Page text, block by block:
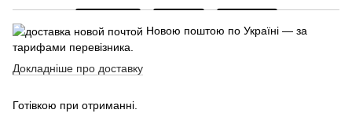
Новою поштою по Україні — за
тарифами перевізника.
Докладніше про доставку
Готівкою при отриманні.